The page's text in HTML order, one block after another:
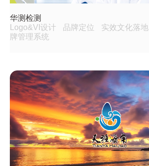
华测检测
Logo&VI设计
品牌定位 实效文化落地
牌管理系统